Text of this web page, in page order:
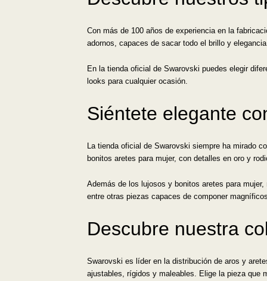
Con más de 100 años de experiencia en la
adornos, capaces de sacar todo el brillo y
En la tienda oficial de Swarovski puedes elegir
looks para cualquier ocasión.
Siéntete elegante
La tienda oficial de Swarovski siempre ha mirado
bonitos aretes para mujer, con detalles en oro y
Además de los lujosos y bonitos aretes para
entre otras piezas capaces de componer
Descubre nuestra
Swarovski es líder en la distribución de aros y
ajustables, rígidos y maleables. Elige la pieza que